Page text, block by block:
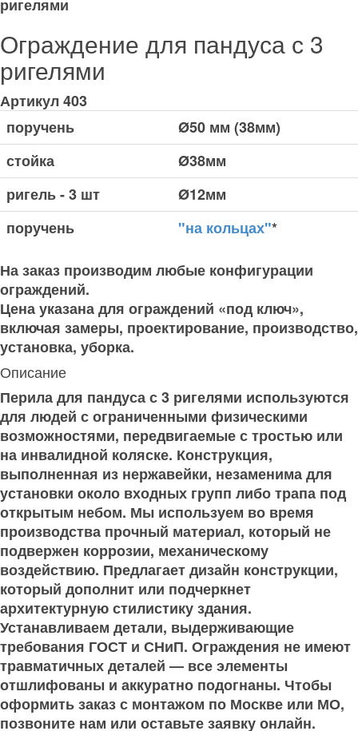
Ограждение для пандуса с 3
ригелями
Артикул403
поручень
Ø50 мм (38мм)
стойка
Ø38мм
ригель - 3 шт
Ø12мм
поручень
"на кольцах"*
На заказ производим любые конфигурации
ограждений.
Цена указана для ограждений «под ключ»,
включая замеры, проектирование, производство,
установка, уборка.
Описание
Перила для пандуса с 3 ригелями используются
для людей с ограниченными физическими
возможностями, передвигаемые с тростью или
на инвалидной коляске. Конструкция,
выполненная из нержавейки, незаменима для
установки около входных групп либо трапа под
открытым небом. Мы используем во время
производства прочный материал, который не
подвержен коррозии, механическому
воздействию. Предлагает дизайн конструкции,
который дополнит или подчеркнет
архитектурную стилистику здания.
Устанавливаем детали, выдерживающие
требования ГОСТ и СНиП. Ограждения не имеют
травматичных деталей — все элементы
отшлифованы и аккуратно подогнаны. Чтобы
оформить заказ с монтажом по Москве или МО,
позвоните нам или оставьте заявку онлайн.